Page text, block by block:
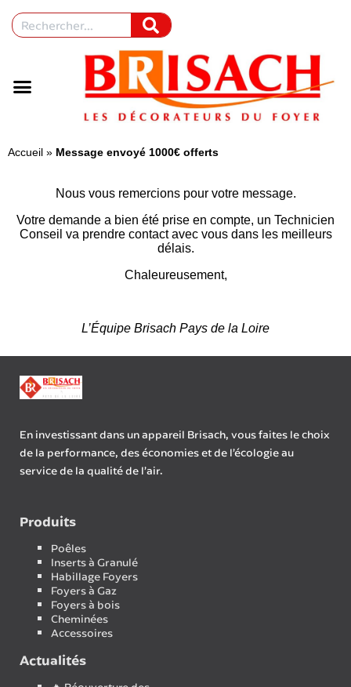
Accueil » Message envoyé 1000€ offerts
Nous vous remercions pour votre message.
Votre demande a bien été prise en compte, un Technicien
Conseil va prendre contact avec vous dans les meilleurs
délais.
Chaleureusement,
L’Équipe Brisach Pays de la Loire
En investissant dans un appareil Brisach, vous faites le choix
de la performance, des économies et de l’écologie au
service de la qualité de l’air.
Produits
Poêles
Inserts à Granulé
Habillage Foyers
Foyers à Gaz
Foyers à bois
Cheminées
Accessoires
Actualités